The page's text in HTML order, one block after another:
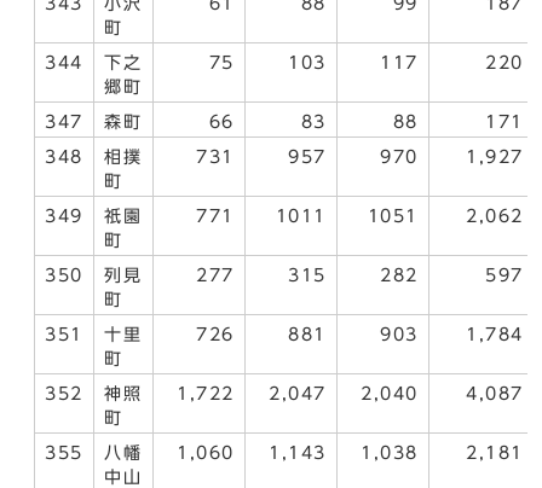
343
小沢
町
61 88 99 187
344
下之
郷町
75 103 117 220
347 森町 66 83 88 171
348
相撲
町
731 957 970 1,927
349
祇園
町
771 1011 1051 2,062
350
列見
町
277 315 282 597
351
十里
町
726 881 903 1,784
352
神照
町
1,722 2,047 2,040 4,087
355
八幡
中山
1,060 1,143 1,038 2,181